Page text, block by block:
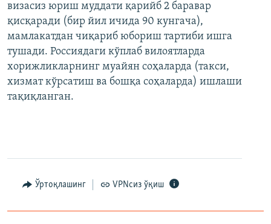
визасиз юриш муддати қарийб 2 баравар
қисқаради (бир йил ичида 90 кунгача),
мамлакатдан чиқариб юбориш тартиби ишга
тушади. Россиядаги кўплаб вилоятларда
хорижликларнинг муайян соҳаларда (такси,
хизмат кўрсатиш ва бошқа соҳаларда) ишлаши
тақиқланган.
Ўртоқлашинг VPNсиз ўқиш